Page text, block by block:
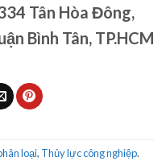
Tân Hòa Đông,
Bình Tân, TP.HCM
loại, Thủy lực công nghiệp.